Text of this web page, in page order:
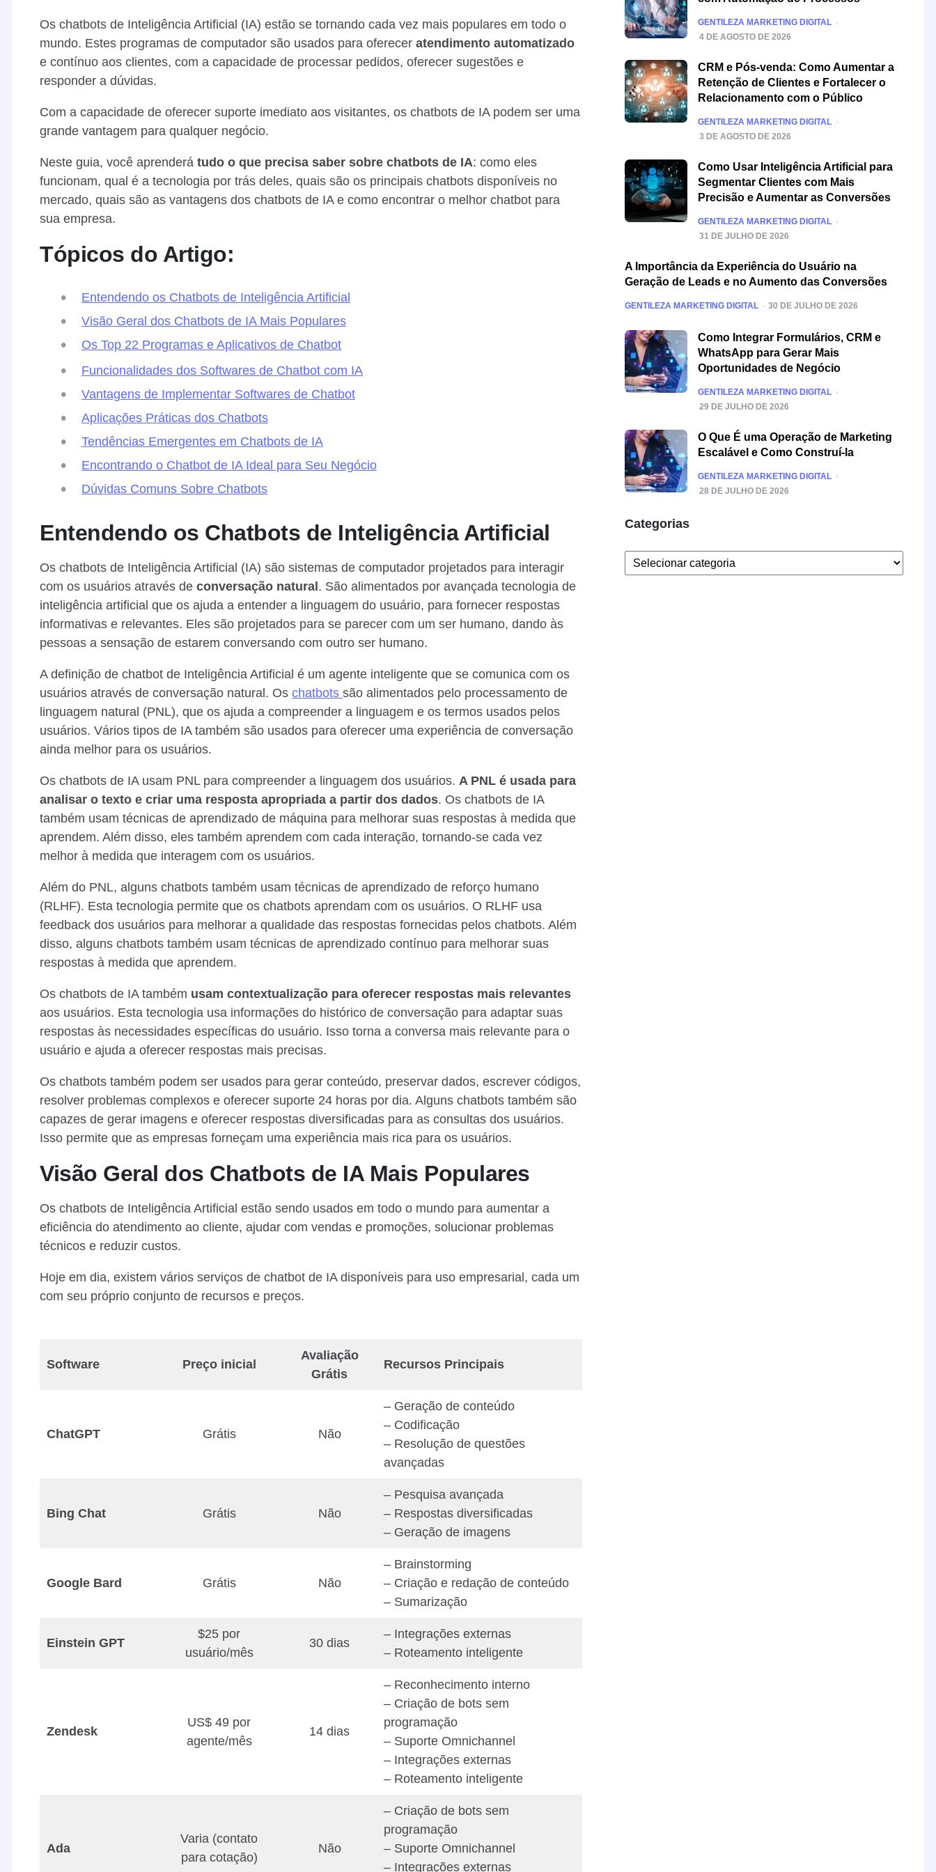
Os chatbots de Inteligência Artificial (IA) estão se tornando cada vez mais populares em todo o
mundo. Estes programas de computador são usados para oferecer atendimento automatizado
e contínuo aos clientes, com a capacidade de processar pedidos, oferecer sugestões e
responder a dúvidas.
Com a capacidade de oferecer suporte imediato aos visitantes, os chatbots de IA podem ser uma
grande vantagem para qualquer negócio.
Neste guia, você aprenderá tudo o que precisa saber sobre chatbots de IA: como eles
funcionam, qual é a tecnologia por trás deles, quais são os principais chatbots disponíveis no
mercado, quais são as vantagens dos chatbots de IA e como encontrar o melhor chatbot para
sua empresa.
Tópicos do Artigo:
Entendendo os Chatbots de Inteligência Artificial
Visão Geral dos Chatbots de IA Mais Populares
Os Top 22 Programas e Aplicativos de Chatbot
Funcionalidades dos Softwares de Chatbot com IA
Vantagens de Implementar Softwares de Chatbot
Aplicações Práticas dos Chatbots
Tendências Emergentes em Chatbots de IA
Encontrando o Chatbot de IA Ideal para Seu Negócio
Dúvidas Comuns Sobre Chatbots
Entendendo os Chatbots de Inteligência Artificial
Os chatbots de Inteligência Artificial (IA) são sistemas de computador projetados para interagir
com os usuários através de conversação natural. São alimentados por avançada tecnologia de
inteligência artificial que os ajuda a entender a linguagem do usuário, para fornecer respostas
informativas e relevantes. Eles são projetados para se parecer com um ser humano, dando às
pessoas a sensação de estarem conversando com outro ser humano.
A definição de chatbot de Inteligência Artificial é um agente inteligente que se comunica com os
usuários através de conversação natural. Os chatbots são alimentados pelo processamento de
linguagem natural (PNL), que os ajuda a compreender a linguagem e os termos usados pelos
usuários. Vários tipos de IA também são usados para oferecer uma experiência de conversação
ainda melhor para os usuários.
Os chatbots de IA usam PNL para compreender a linguagem dos usuários. A PNL é usada para
analisar o texto e criar uma resposta apropriada a partir dos dados. Os chatbots de IA
também usam técnicas de aprendizado de máquina para melhorar suas respostas à medida que
aprendem. Além disso, eles também aprendem com cada interação, tornando-se cada vez
melhor à medida que interagem com os usuários.
Além do PNL, alguns chatbots também usam técnicas de aprendizado de reforço humano
(RLHF). Esta tecnologia permite que os chatbots aprendam com os usuários. O RLHF usa
feedback dos usuários para melhorar a qualidade das respostas fornecidas pelos chatbots. Além
disso, alguns chatbots também usam técnicas de aprendizado contínuo para melhorar suas
respostas à medida que aprendem.
Os chatbots de IA também usam contextualização para oferecer respostas mais relevantes
aos usuários. Esta tecnologia usa informações do histórico de conversação para adaptar suas
respostas às necessidades específicas do usuário. Isso torna a conversa mais relevante para o
usuário e ajuda a oferecer respostas mais precisas.
Os chatbots também podem ser usados para gerar conteúdo, preservar dados, escrever códigos,
resolver problemas complexos e oferecer suporte 24 horas por dia. Alguns chatbots também são
capazes de gerar imagens e oferecer respostas diversificadas para as consultas dos usuários.
Isso permite que as empresas forneçam uma experiência mais rica para os usuários.
Visão Geral dos Chatbots de IA Mais Populares
Os chatbots de Inteligência Artificial estão sendo usados em todo o mundo para aumentar a
eficiência do atendimento ao cliente, ajudar com vendas e promoções, solucionar problemas
técnicos e reduzir custos.
Hoje em dia, existem vários serviços de chatbot de IA disponíveis para uso empresarial, cada um
com seu próprio conjunto de recursos e preços.
Software Preço inicial
Avaliação
Grátis
Recursos Principais
ChatGPT Grátis Não
– Geração de conteúdo
– Codificação
– Resolução de questões
avançadas
Bing Chat Grátis Não
– Pesquisa avançada
– Respostas diversificadas
– Geração de imagens
Google Bard Grátis Não
– Brainstorming
– Criação e redação de conteúdo
– Sumarização
Einstein GPT
$25 por
usuário/mês
30 dias
– Integrações externas
– Roteamento inteligente
Zendesk
US$ 49 por
agente/mês
14 dias
– Reconhecimento interno
– Criação de bots sem
programação
– Suporte Omnichannel
– Integrações externas
– Roteamento inteligente
Ada
Varia (contato
para cotação)
Não
– Criação de bots sem
programação
– Suporte Omnichannel
– Integrações externas
POSTED
GENTILEZA MARKETING DIGITAL
4 DE AGOSTO DE 2026
CRM e Pós-venda: Como Aumentar a
Retenção de Clientes e Fortalecer o
Relacionamento com o Público
POSTED
GENTILEZA MARKETING DIGITAL
3 DE AGOSTO DE 2026
Como Usar Inteligência Artificial para
Segmentar Clientes com Mais
Precisão e Aumentar as Conversões
POSTED
GENTILEZA MARKETING DIGITAL
31 DE JULHO DE 2026
A Importância da Experiência do Usuário na
Geração de Leads e no Aumento das Conversões
POSTED
GENTILEZA MARKETING DIGITAL 30 DE JULHO DE 2026
Como Integrar Formulários, CRM e
WhatsApp para Gerar Mais
Oportunidades de Negócio
POSTED
GENTILEZA MARKETING DIGITAL
29 DE JULHO DE 2026
O Que É uma Operação de Marketing
Escalável e Como Construí-la
POSTED
GENTILEZA MARKETING DIGITAL
28 DE JULHO DE 2026
Categorias